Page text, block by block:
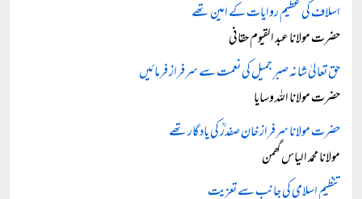
اسلاف کی عظیم روایات کے امین تھے
حضرت مولانا عبد القیوم حقانی
حق تعالیٰ شانہ صبرِ جمیل کی نعمت سے سرفراز فرمائیں
حضرت مولانا اللہ وسایا
حضرت مولانا سرفراز خان صفدرؒ کی یادگار تھے
مولانا محمد الیاس گھمن
تنظیمِ اسلامی کی جانب سے تعزیت